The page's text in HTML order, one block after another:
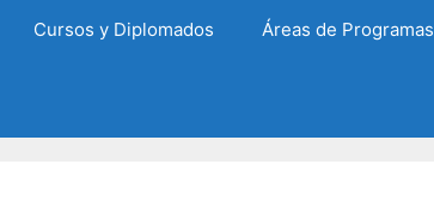
Cursos y Diplomados Áreas de Programas